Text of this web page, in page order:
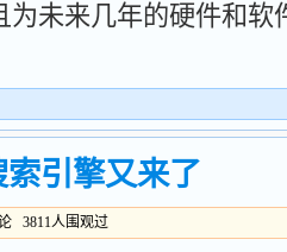
为未来几年的硬件和软
引擎又来了
3811人围观过